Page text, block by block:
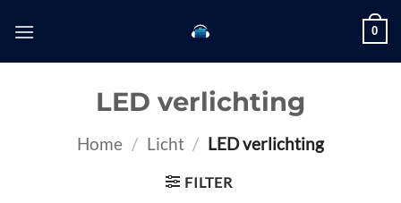
0
LED verlichting
Home / Licht / LED verlichting
FILTER